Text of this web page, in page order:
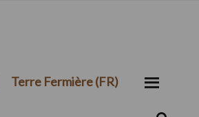
Terre Fermière (FR)